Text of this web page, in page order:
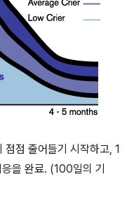
점 줄어들기 시작하고, 1
을 완료. (100일의 기